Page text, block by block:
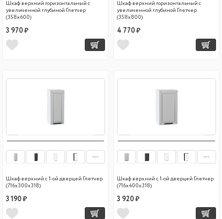
Шкаф верхний горизонтальный с
увеличенной глубиной Глетчер
(358х600)
3 970 ₽
Шкаф верхний горизонтальный с
увеличенной глубиной Глетчер
(358х800)
4 770 ₽
Шкаф верхний с 1-ой дверцей Глетчер
(716х300х318)
3 190 ₽
Шкаф верхний с 1-ой дверцей Глетчер
(716х400х318)
3 920 ₽